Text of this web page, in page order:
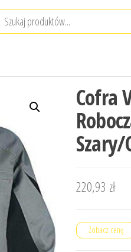
Cofra
Szary/
220,93 zł
Zobacz cenę